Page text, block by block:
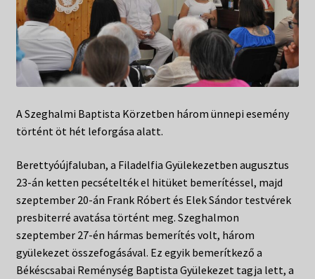
A Szeghalmi Baptista Körzetben három ünnepi esemény
történt öt hét leforgása alatt.
Berettyóújfaluban, a Filadelfia Gyülekezetben augusztus
23-án ketten pecsételték el hitüket bemerítéssel, majd
szeptember 20-án Frank Róbert és Elek Sándor testvérek
presbiterré avatása történt meg. Szeghalmon
szeptember 27-én hármas bemerítés volt, három
gyülekezet összefogásával. Ez egyik bemerítkező a
Békéscsabai Reménység Baptista Gyülekezet tagja lett, a